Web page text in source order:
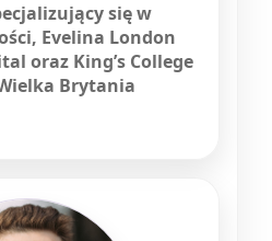
się w
Evelina London
oraz King’s College
Brytania